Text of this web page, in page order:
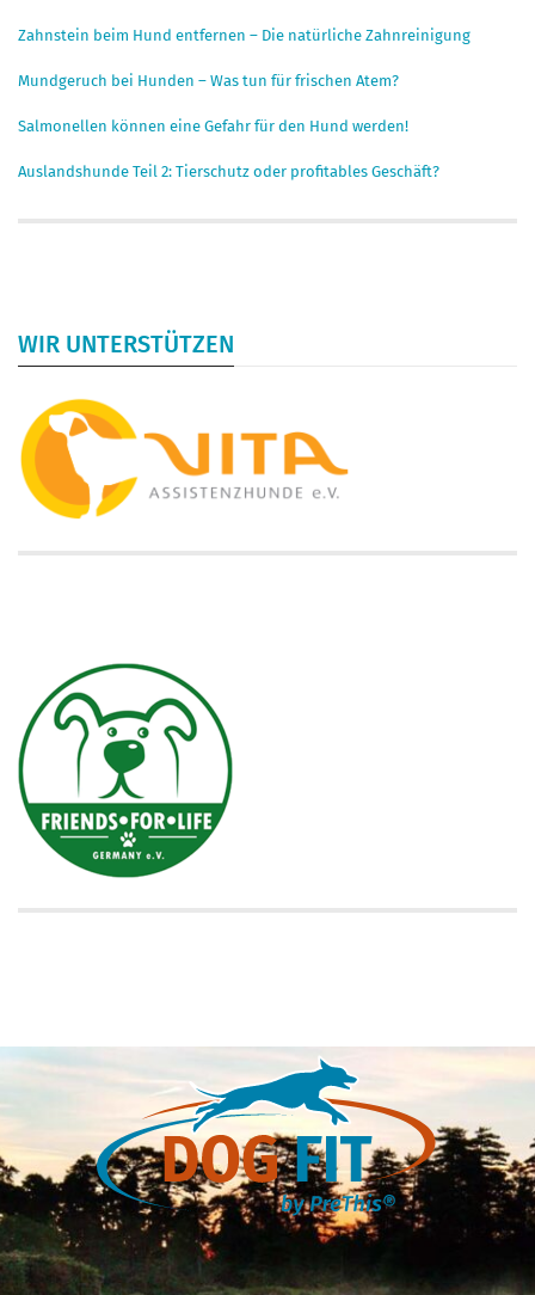
Zahnstein beim Hund entfernen – Die natürliche Zahnreinigung
Mundgeruch bei Hunden – Was tun für frischen Atem?
Salmonellen können eine Gefahr für den Hund werden!
Auslandshunde Teil 2: Tierschutz oder profitables Geschäft?
WIR UNTERSTÜTZEN